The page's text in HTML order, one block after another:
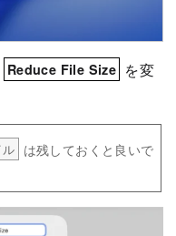
Reduce File Size を変
は残しておくと良いで